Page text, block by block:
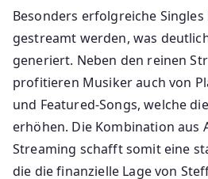
Besonders erfolgreiche
gestreamt werden, was
generiert. Neben den reinen
profitieren Musiker auch von
und Featured-Songs, welche
erhöhen. Die Kombination aus
Streaming schafft somit eine
die die finanzielle Lage von